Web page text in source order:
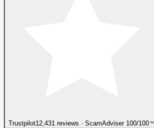
Trustpilot12,431 reviews · ScamAdviser 100/100